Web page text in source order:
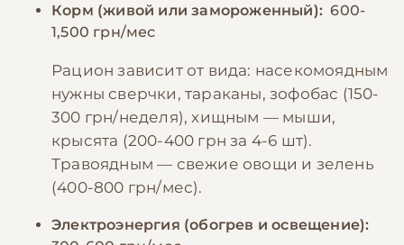
Корм (живой или замороженный): 600-
1,500 грн/мес
Рацион зависит от вида: насекомоядным
нужны сверчки, тараканы, зофобас (150-
300 грн/неделя), хищным — мыши,
крысята (200-400 грн за 4-6 шт).
Травоядным — свежие овощи и зелень
(400-800 грн/мес).
Электроэнергия (обогрев и освещение):